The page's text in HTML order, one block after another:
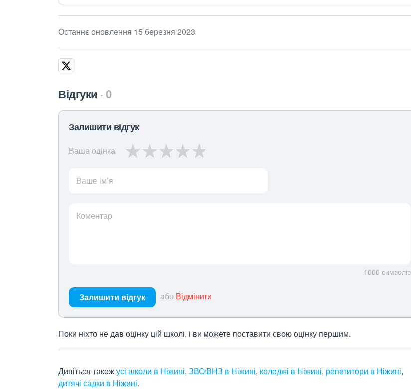
Останнє оновлення 15 березня 2023
Відгуки 0
Залишити відгук
Ваша оцінка
Ваше ім’я
Коментар
1000 символів
Залишити відгук або Відмінити
Поки ніхто не дав оцінку цій школі, і ви можете поставити свою оцінку першим.
Дивіться такожусі школи в Ніжині, ЗВО/ВНЗ в Ніжині, коледжі в Ніжині, репетитори в Ніжині,
дитячі садки в Ніжині.